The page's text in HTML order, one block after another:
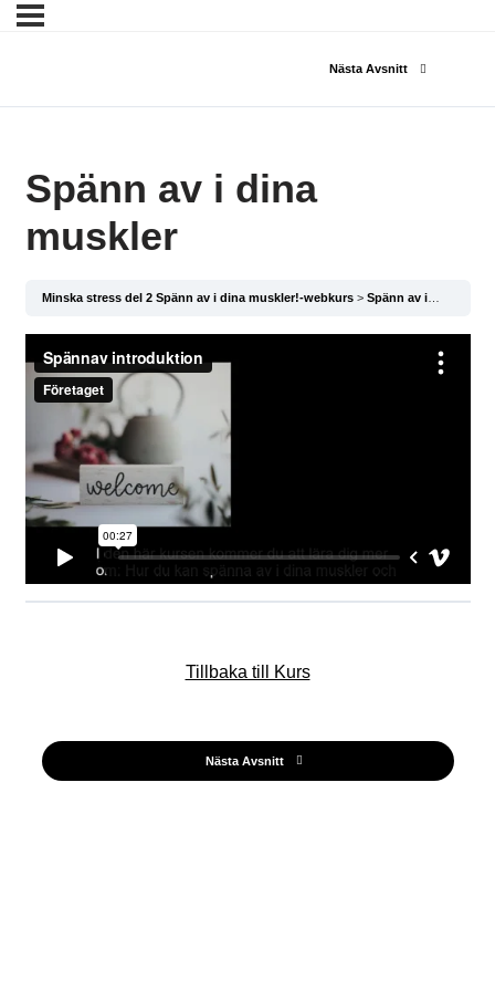
Nästa Avsnitt
Spänn av i dina
muskler
Minska stress del 2 Spänn av i dina muskler!-webkurs Spänn av i dina muskler
Tillbaka till Kurs
Nästa Avsnitt